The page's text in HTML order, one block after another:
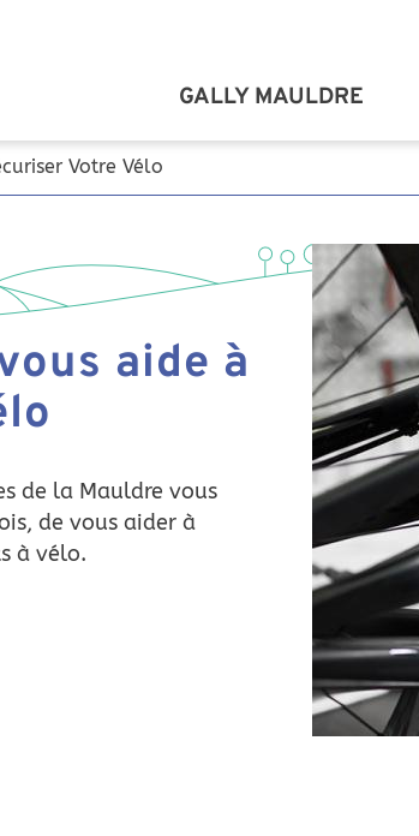
GALLY MAULDRE
Votre Vélo
aide à
de la Mauldre vous
de vous aider à
à vélo.